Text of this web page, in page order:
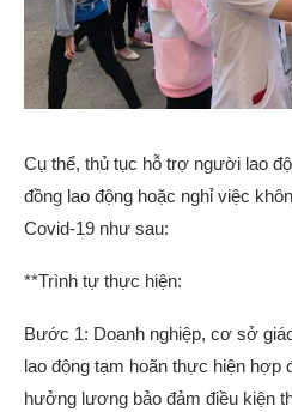
Cụ thể, thủ tục hỗ trợ người lao
đồng lao động hoặc nghỉ việc
Covid-19 như sau:
**Trình tự thực hiện:
Bước 1: Doanh nghiệp, cơ sở
lao động tạm hoãn thực hiện hợp
hưởng lương bảo đảm điều kiện